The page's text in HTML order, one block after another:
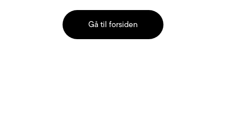
Gå til forsiden